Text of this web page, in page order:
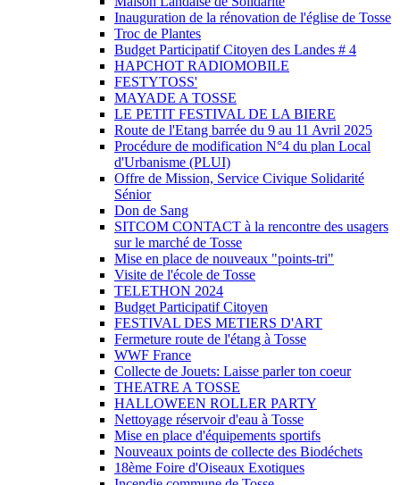
Inauguration de la rénovation de l'église de Tosse
Troc de Plantes
Budget Participatif Citoyen des Landes # 4
HAPCHOT RADIOMOBILE
FESTYTOSS'
MAYADE A TOSSE
LE PETIT FESTIVAL DE LA BIERE
Route de l'Etang barrée du 9 au 11 Avril 2025
Procédure de modification N°4 du plan Local
d'Urbanisme (PLUI)
Offre de Mission, Service Civique Solidarité
Sénior
Don de Sang
SITCOM CONTACT à la rencontre des usagers
sur le marché de Tosse
Mise en place de nouveaux "points-tri"
Visite de l'école de Tosse
TELETHON 2024
Budget Participatif Citoyen
FESTIVAL DES METIERS D'ART
Fermeture route de l'étang à Tosse
WWF France
Collecte de Jouets: Laisse parler ton coeur
THEATRE A TOSSE
HALLOWEEN ROLLER PARTY
Nettoyage réservoir d'eau à Tosse
Mise en place d'équipements sportifs
Nouveaux points de collecte des Biodéchets
18ème Foire d'Oiseaux Exotiques